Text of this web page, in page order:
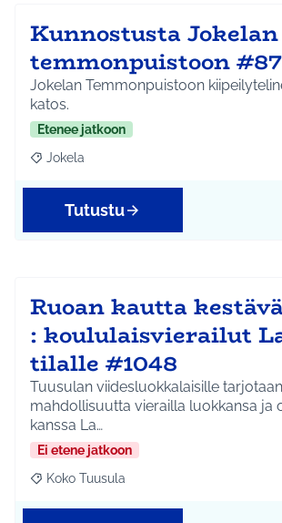
Kunnostusta Jokelan
temmonpuistoon
Jokelan Temmonpuistoon
katos.
Etenee jatkoon
Rajaa tulokset aihepiirin mukaan: Jokela
Jokela
Tutustu
Ruoan kautta
: koululaisvierailut
tilalle #1048
Tuusulan viidesluokkalaisille tarjotaan
mahdollisuutta vierailla luokkansa ja
kanssa La…
Ei etene jatkoon
Rajaa tulokset aihepiirin mukaan: Koko
Koko Tuusula